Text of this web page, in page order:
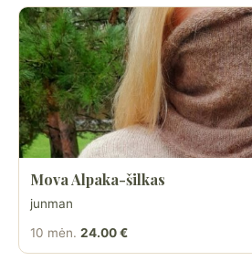
Mova Alpaka-šilkas
junman
10 mėn. 24.00 €